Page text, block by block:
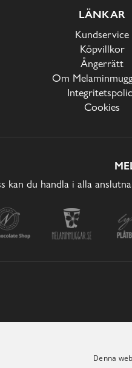
LÄNKAR
Kundservice
Köpvillkor
Ångerrätt
Om
Cookies
kan du handla i alla
Denna